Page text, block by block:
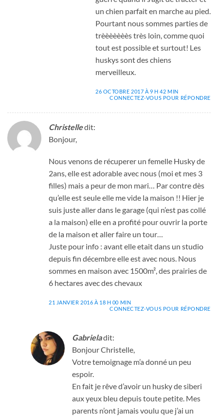
un chien parfait en marche au pied.
Pourtant nous sommes parties de
trèèèèèèès très loin, comme quoi
tout est possible et surtout! Les
huskys sont des chiens
merveilleux.
26 OCTOBRE 2017 À 9 H 42 MIN
CONNECTEZ-VOUS POUR RÉPONDRE
Christelledit:
Bonjour,
Nous venons de récuperer un femelle Husky de
2ans, elle est adorable avec nous (moi et mes 3
filles) mais a peur de mon mari… Par contre dès
qu’elle est seule elle me vide la maison !! Hier je
suis juste aller dans le garage (qui n’est pas collé
a la maison) elle en a profité pour ouvrir la porte
de la maison et aller faire un tour…
Juste pour info : avant elle etait dans un studio
depuis fin décembre elle est avec nous. Nous
sommes en maison avec 1500m², des prairies de
6 hectares avec des chevaux
21 JANVIER 2016 À 18 H 00 MIN
CONNECTEZ-VOUS POUR RÉPONDRE
Gabrieladit:
Bonjour Christelle,
Votre temoignage m’a donné un peu
espoir.
En fait je rêve d’avoir un husky de siberi
aux yeux bleu depuis toute petite. Mes
parents n’ont jamais voulu que j’ai un